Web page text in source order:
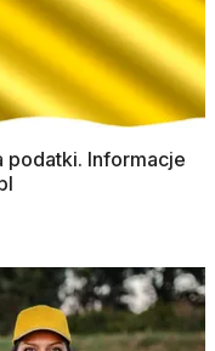
podatki. Informacje